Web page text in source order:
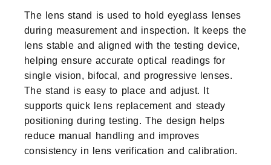
The lens stand is used to hold eyeglass lenses
during measurement and inspection. It keeps the
lens stable and aligned with the testing device,
helping ensure accurate optical readings for
single vision, bifocal, and progressive lenses.
The stand is easy to place and adjust. It
supports quick lens replacement and steady
positioning during testing. The design helps
reduce manual handling and improves
consistency in lens verification and calibration.